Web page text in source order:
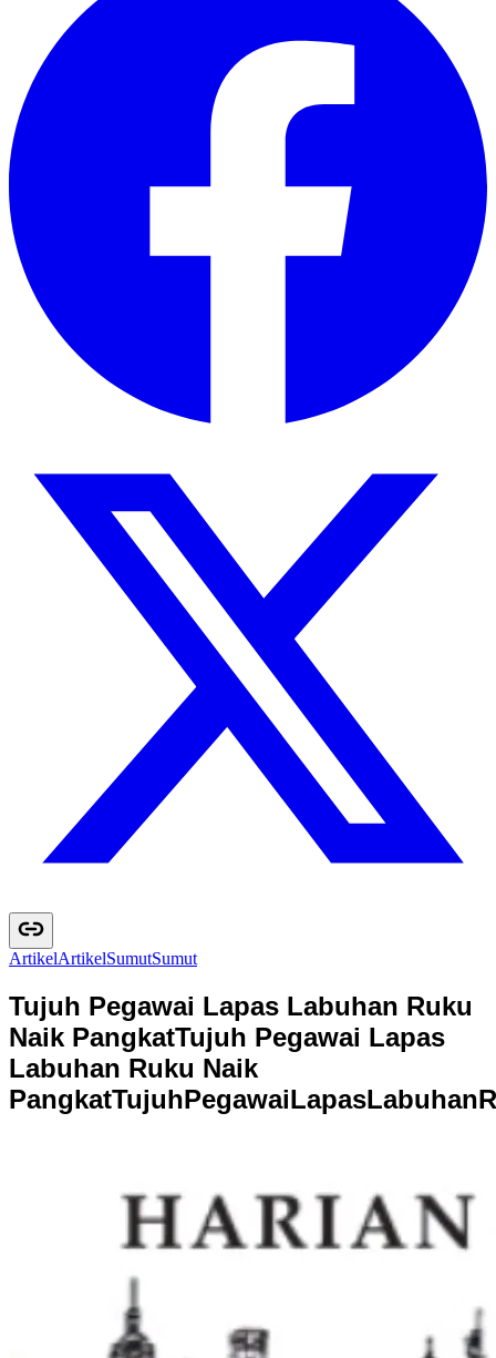
ArtikelArtikelSumutSumut
Tujuh Pegawai Lapas Labuhan Ruku
Naik PangkatTujuh Pegawai Lapas
Labuhan Ruku Naik
PangkatTujuhPegawaiLapasLabuhanR